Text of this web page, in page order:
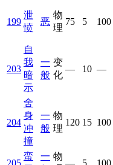
199
泄
愤
恶
物
理
75 5 100
203
自
我
暗
示
一
般
变
化
— 10 —
204
舍
身
冲
撞
一
般
物
理
120 15 100
蛮
一 物